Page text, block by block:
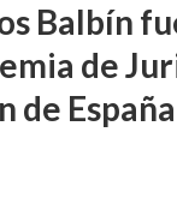
Balbín
de
de España